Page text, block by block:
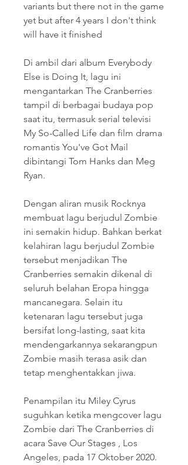
variants but there not in the game
yet but after 4 years I don't think
will have it finished
Di ambil dari album Everybody
Else is Doing It, lagu ini
mengantarkan The Cranberries
tampil di berbagai budaya pop
saat itu, termasuk serial televisi
My So-Called Life dan film drama
romantis You've Got Mail
dibintangi Tom Hanks dan Meg
Ryan.
Dengan aliran musik Rocknya
membuat lagu berjudul Zombie
ini semakin hidup. Bahkan berkat
kelahiran lagu berjudul Zombie
tersebut menjadikan The
Cranberries semakin dikenal di
seluruh belahan Eropa hingga
mancanegara. Selain itu
ketenaran lagu tersebut juga
bersifat long-lasting, saat kita
mendengarkannya sekarangpun
Zombie masih terasa asik dan
tetap menghentakkan jiwa.
Penampilan itu Miley Cyrus
suguhkan ketika mengcover lagu
Zombie dari The Cranberries di
acara Save Our Stages , Los
Angeles, pada 17 Oktober 2020.